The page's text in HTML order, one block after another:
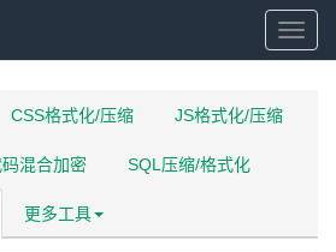
多
CSS格式化/压缩 JS格式化/压缩
混合加密 SQL压缩/格式化
更多工具